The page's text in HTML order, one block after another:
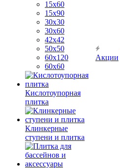
15х60
15x90
30х30
30х60
42х42
50х50
60х120
60х60
Кислотоупорная
плитка
Клинкерные
ступени и плитка
Акции